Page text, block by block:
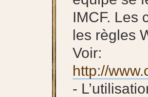
IMCF. Les
les règles
Voir:
http://
-